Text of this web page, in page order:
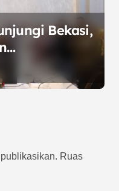
Bekasi,
Ruas